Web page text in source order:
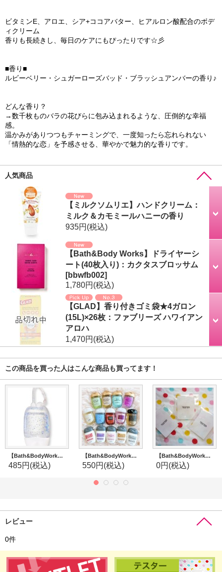
ビタミンE、アロエ、シア+ココアバター、ヒアルロン酸配合のボデ
ィクリーム
香りも長続きし、毎日のケアにもぴったりです☆彡
■香り■
ルビーベリー・シュガーローズバッド・ブラッシュアンバーの香り♪
どんな香り？
→数千枚ものバラの花びらに包み込まれるような、圧倒的な幸福
感。
温かみがありつつもチャーミングで、一度知ったら忘れられない
「情熱的な恋」を予感させる、華やかで魅力的な香りです。
人気商品
【ミルクソムリエ】ハンドクリーム：
ミルク＆カモミールハニーの香り
935円(税込)
【Bath&Body Works】ドライヤーシ
ート(40枚入り)：カクタスブロッサム
[bbwfb002]
1,780円(税込)
【GLAD】香り付きゴミ袋★4ガロン
(15L)×26枚：ファブリーズ ハワイアン
アロハ
1,470円(税込)
この商品を買った人はこんな商品も買ってます！
【Bath&BodyWorks】ミニハンドジェルホルダー：イリディセントグリッター
485円 (税込)
【Bath&BodyWorks】ミニ抗菌ハンドジェル：１個〜バラ売り★
550円 (税込)
【Bath&BodyWorks】香りテスター(おひとり様5点まで)
0円 (税込)
レビュー
0件